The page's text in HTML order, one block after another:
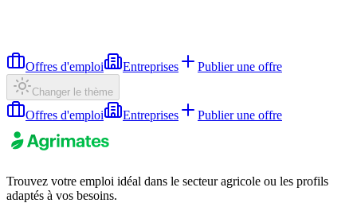
Offres d'emploi Entreprises Publier une offre
Changer le thème
Offres d'emploi Entreprises Publier une offre
Trouvez votre emploi idéal dans le secteur agricole ou les profils
adaptés à vos besoins.